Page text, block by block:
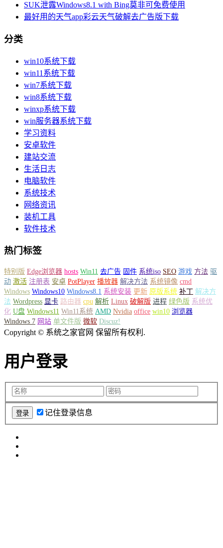
SUK泄露Windows8.1 with Bing莫非可免费使用
最好用的天气app彩云天气破解去广告版下载
分类
win10系统下载
win11系统下载
win7系统下载
win8系统下载
winxp系统下载
win服务器系统下载
学习资料
安卓软件
建站交流
生活日志
电脑软件
系统技术
网络资讯
装机工具
软件技术
热门标签
特别版 Edge浏览器 hosts Win11 去广告 固件 系统iso SEO 游戏 方法 驱
动 激活 注册表 安卓 PotPlayer 播放器 解决方法 系统镜像 cmd
Windows Windows10 Windows8.1 系统安装 更新 原版系统 补丁 解决方
法 Wordpress 显卡 路由器 cpu 解析 Linux 破解版 进程 绿色版 系统优
化 U盘 Windows11 Win11系统 AMD Nvidia office win10 浏览器
Windows 7 网站 单文件版 微软 Discuz!
Copyright © 系统之家官网 保留所有权利.
用户登录
记住登录信息